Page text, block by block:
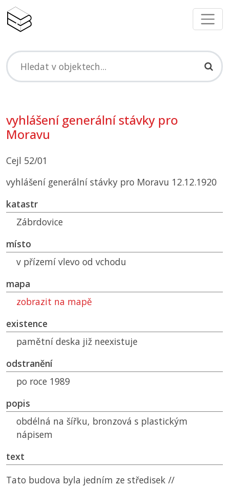
vyhlášení generální stávky pro
Moravu
Cejl 52/01
vyhlášení generální stávky pro Moravu 12.12.1920
katastr
Zábrdovice
místo
v přízemí vlevo od vchodu
mapa
zobrazit na mapě
existence
pamětní deska již neexistuje
odstranění
po roce 1989
popis
obdélná na šířku, bronzová s plastickým
nápisem
text
Tato budova byla jedním ze středisek //